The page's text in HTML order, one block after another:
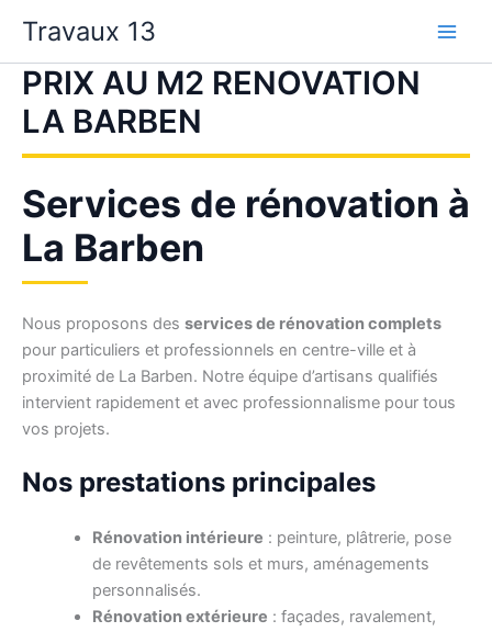
contenu
Travaux 13
PRIX AU M2 RENOVATION
LA BARBEN
Services de rénovation à
La Barben
Nous proposons des services de rénovation complets
pour particuliers et professionnels en centre-ville et à
proximité de La Barben. Notre équipe d’artisans qualifiés
intervient rapidement et avec professionnalisme pour tous
vos projets.
Nos prestations principales
Rénovation intérieure : peinture, plâtrerie, pose
de revêtements sols et murs, aménagements
personnalisés.
Rénovation extérieure : façades, ravalement,